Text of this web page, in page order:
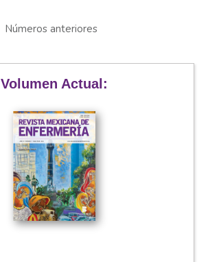
Números anteriores
Volumen Actual: